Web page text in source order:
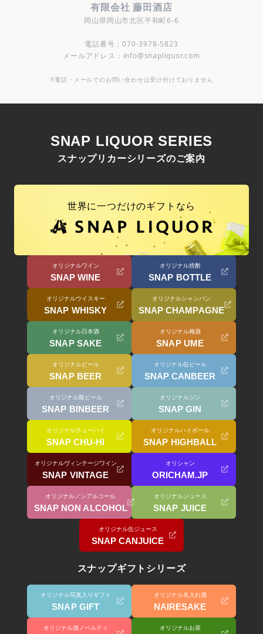
有限会社 藤田酒店
岡山県岡山市北区平和町6-6
電話番号：070-3978-5823
メールアドレス：info@snapliquor.com
※電話・メールでのお問い合わせは受け付けておりません
SNAP LIQUOR SERIES
スナップリカーシリーズのご案内
世界に一つだけのギフトなら
オリジナルワイン
SNAP WINE
オリジナル焼酎
SNAP BOTTLE
オリジナルウイスキー
SNAP WHISKY
オリジナルシャンパン
SNAP CHAMPAGNE
オリジナル日本酒
SNAP SAKE
オリジナル梅酒
SNAP UME
オリジナルビール
SNAP BEER
オリジナル缶ビール
SNAP CANBEER
オリジナル瓶ビール
SNAP BINBEER
オリジナルジン
SNAP GIN
オリジナルチューハイ
SNAP CHU-HI
オリジナルハイボール
SNAP HIGHBALL
オリジナルヴィンテージワイン
SNAP VINTAGE
オリシャン
ORICHAM.JP
オリジナルノンアルコール
SNAP NON ALCOHOL
オリジナルジュース
SNAP JUICE
オリジナル缶ジュース
SNAP CANJUICE
スナップギフトシリーズ
オリジナル写真入りギフト
SNAP GIFT
オリジナル名入れ酒
NAIRESAKE
オリジナル酒ノベルティ オリジナルお茶